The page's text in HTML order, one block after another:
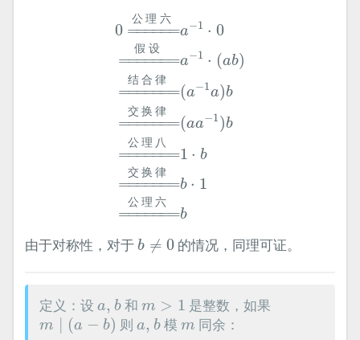
0
公 理 六
======a−1 ⋅ 0
假 设
=======a−1 ⋅ (ab)
结合 律
=======(a−1a)b
交换 律
=======(aa−1)b
公 理 八
=======1 ⋅ b
交换 律
=======b ⋅ 1
公 理 六
=======b
公理六
由于对称性，对于 b ≠ 0
b 0 的情况，同理可证。
定义：设a, b
a b和 m > 1
m >1 是整数，如果
m (a − b)
m∣(a−b ) 则a, b
a b模 m
m 同余：